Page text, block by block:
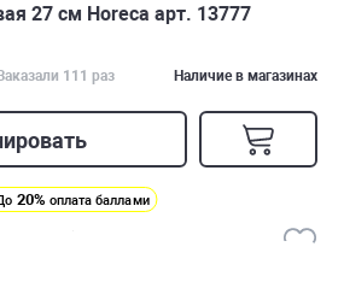
27 см Horeca арт. 13777
111 раз Наличие в магазинах
20% оплата баллами